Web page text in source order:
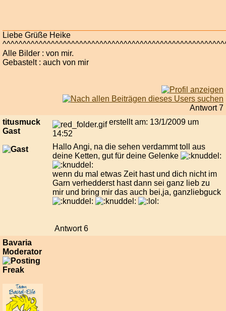
Liebe Grüße Heike
Alle Bilder : von mir.
Gebastelt : auch von mir
Antwort 7
titusmuck
Gast
erstellt am: 13/1/2009 um
14:52
Hallo Angi, na die sehen verdammt toll aus
deine Ketten, gut für deine Gelenke
wenn du mal etwas Zeit hast und dich nicht im
Garn verhedderst hast dann sei ganz lieb zu
mir und bring mir das auch bei,ja, ganzliebguck
Antwort 6
Bavaria
Moderator